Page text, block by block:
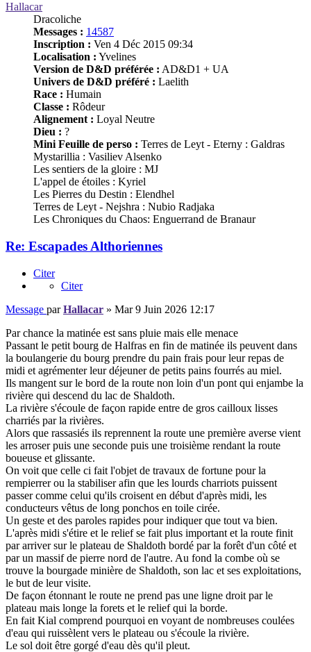
Hallacar
Dracoliche
Messages : 14587
Inscription : Ven 4 Déc 2015 09:34
Localisation : Yvelines
Version de D&D préférée : AD&D1 + UA
Univers de D&D préféré : Laelith
Race : Humain
Classe : Rôdeur
Alignement : Loyal Neutre
Dieu : ?
Mini Feuille de perso : Terres de Leyt - Eterny : Galdras
Mystarillia : Vasiliev Alsenko
Les sentiers de la gloire : MJ
L'appel de étoiles : Kyriel
Les Pierres du Destin : Elendhel
Terres de Leyt - Nejshra : Nubio Radjaka
Les Chroniques du Chaos: Enguerrand de Branaur
Re: Escapades Althoriennes
Citer
Citer
Message parHallacar » Mar 9 Juin 2026 12:17
Par chance la matinée est sans pluie mais elle menace
Passant le petit bourg de Halfras en fin de matinée ils peuvent dans
la boulangerie du bourg prendre du pain frais pour leur repas de
midi et agrémenter leur déjeuner de petits pains fourrés au miel.
Ils mangent sur le bord de la route non loin d'un pont qui enjambe la
rivière qui descend du lac de Shaldoth.
La rivière s'écoule de façon rapide entre de gros cailloux lisses
charriés par la rivières.
Alors que rassasiés ils reprennent la route une première averse vient
les arroser puis une seconde puis une troisième rendant la route
boueuse et glissante.
On voit que celle ci fait l'objet de travaux de fortune pour la
rempierrer ou la stabiliser afin que les lourds charriots puissent
passer comme celui qu'ils croisent en début d'après midi, les
conducteurs vêtus de long ponchos en toile cirée.
Un geste et des paroles rapides pour indiquer que tout va bien.
L'après midi s'étire et le relief se fait plus important et la route finit
par arriver sur le plateau de Shaldoth bordé par la forêt d'un côté et
par un massif de pierre nord de l'autre. Au fond la combe où se
trouve la bourgade minière de Shaldoth, son lac et ses exploitations,
le but de leur visite.
De façon étonnant le route ne prend pas une ligne droit par le
plateau mais longe la forets et le relief qui la borde.
En fait Kial comprend pourquoi en voyant de nombreuses coulées
d'eau qui ruissèlent vers le plateau ou s'écoule la rivière.
Le sol doit être gorgé d'eau dès qu'il pleut.